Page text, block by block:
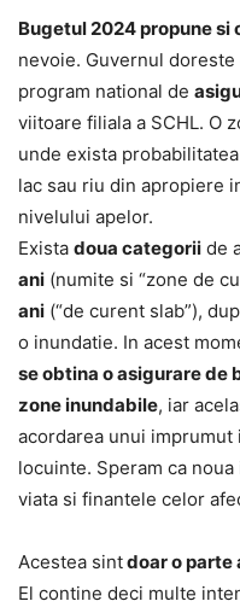
Bugetul 2024 propune si
nevoie. Guvernul
program national de
viitoare filiala a SCHL. O
unde exista
lac sau riu din apropiere
nivelului apelor.
Exista doua categorii de
ani (numite si “zone de
ani (“de curent slab”),
o inundatie. In acest
se obtina o asigurare de
zone inundabile, iar
acordarea unui
locuinte. Speram ca
viata si finantele celor
Acestea sintdoar o parte
El contine deci multe